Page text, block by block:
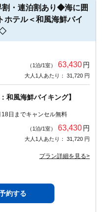
割・連泊割あり◆海に囲
ホテル＜和風海鮮バイ
◇
（1泊/1室） 63,430円
大人1人あたり： 31,720 円
和風海鮮バイキング】
18日までキャンセル無料
（1泊/1室） 63,430円
大人1人あたり： 31,720 円
プラン詳細を見る>
約する